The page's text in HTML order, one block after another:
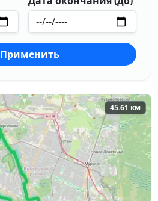
Применить
45.61 км